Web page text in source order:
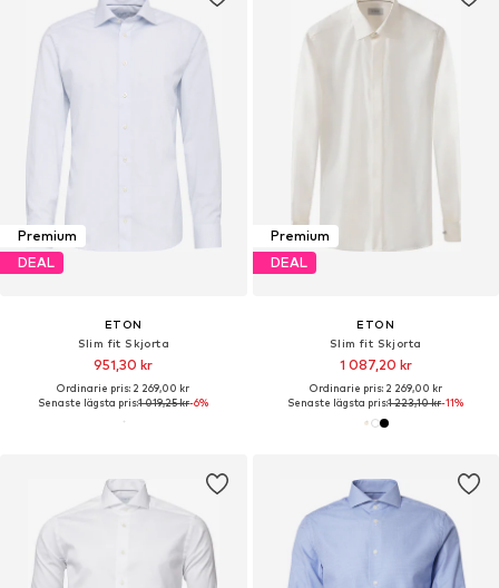
Premium
DEAL
ETON
Slim fit Skjorta
951,30 kr
Ordinarie pris: 2 269,00 kr
Senaste lägsta pris:1 019,25 kr-6%
Premium
DEAL
ETON
Slim fit Skjorta
1 087,20 kr
Ordinarie pris: 2 269,00 kr
Senaste lägsta pris:1 223,10 kr-11%